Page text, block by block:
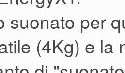
anche i 73
e campioni vari
it oppure il
suonato per
(4Kg) e la